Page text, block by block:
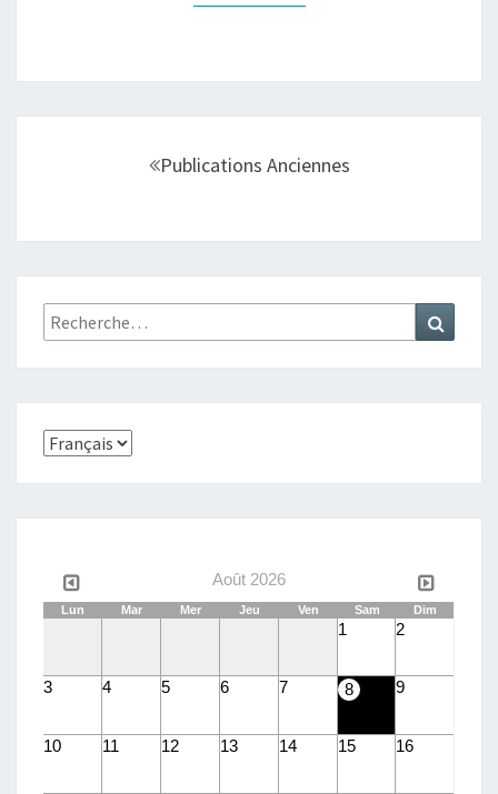
Publications Anciennes
Rechercher :
Choisir
Août 2026
Lun Mar Mer Jeu Ven Sam Dim
1 2
3 4 5 6 7 8 9
10 11 12 13 14 15 16